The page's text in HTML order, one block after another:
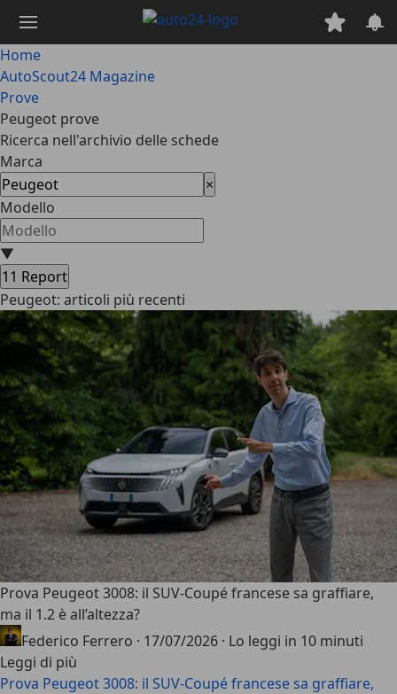
contenuto
principale
Home
AutoScout24 Magazine
Prove
Peugeot prove
Ricerca nell'archivio delle schede
Marca
×
Modello
▼
11 Report
Peugeot: articoli più recenti
Prova Peugeot 3008: il SUV-Coupé francese sa graffiare,
ma il 1.2 è all’altezza?
Federico Ferrero · 17/07/2026 · Lo leggi in 10 minuti
Leggi di più
Prova Peugeot 3008: il SUV-Coupé francese sa graffiare,